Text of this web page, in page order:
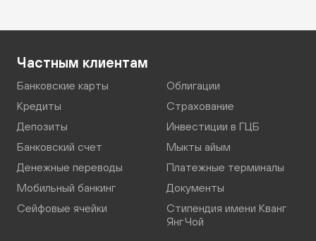
Частным клиентам
Банковские карты
Кредиты
Депозиты
Банковский счет
Денежные переводы
Мобильный банкинг
Сейфовые ячейки
Облигации
Страхование
Инвестиции в ГЦБ
Мыкты айым
Платежные терминалы
Документы
Стипендия имени Кванг
Янг Чой